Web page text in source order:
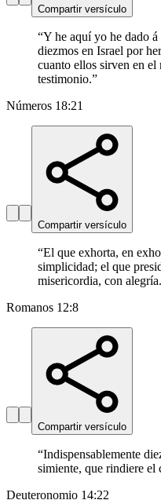
Compartir versículo
“Y he aquí yo he dado
diezmos en Israel por
cuanto ellos sirven en
testimonio.”
Números 18:21
Compartir versículo
“El que exhorta, en
simplicidad; el que
misericordia, con alegría.
Romanos 12:8
Compartir versículo
“Indispensablemente
simiente, que rindiere el
Deuteronomio 14:22